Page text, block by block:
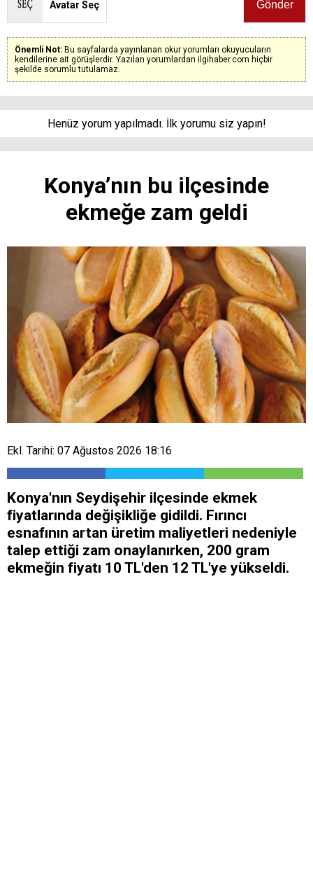
Avatar Seç
Önemli Not: Bu sayfalarda yayınlanan okur yorumları okuyucuların
kendilerine ait görüşlerdir. Yazılan yorumlardan ilgihaber.com hiçbir
şekilde sorumlu tutulamaz.
Henüz yorum yapılmadı. İlk yorumu siz yapın!
Konya’nın bu ilçesinde
ekmeğe zam geldi
Ekl. Tarihi: 07 Ağustos 2026 18:16
Konya'nın Seydişehir ilçesinde ekmek
fiyatlarında değişikliğe gidildi. Fırıncı
esnafının artan üretim maliyetleri nedeniyle
talep ettiği zam onaylanırken, 200 gram
ekmeğin fiyatı 10 TL'den 12 TL'ye yükseldi.